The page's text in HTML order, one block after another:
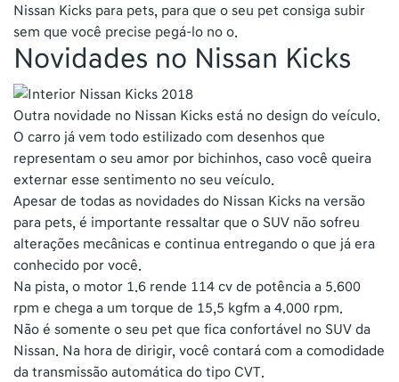
Nissan Kicks para pets, para que o seu pet consiga subir
sem que você precise pegá-lo no o.
Novidades no Nissan Kicks
Outra novidade no Nissan Kicks está no design do veículo.
O carro já vem todo estilizado com desenhos que
representam o seu amor por bichinhos, caso você queira
externar esse sentimento no seu veículo.
Apesar de todas as novidades do Nissan Kicks na versão
para pets, é importante ressaltar que o SUV não sofreu
alterações mecânicas e continua entregando o que já era
conhecido por você.
Na pista, o motor 1.6 rende 114 cv de potência a 5.600
rpm e chega a um torque de 15,5 kgfm a 4.000 rpm.
Não é somente o seu pet que fica confortável no SUV da
Nissan. Na hora de dirigir, você contará com a comodidade
da transmissão automática do tipo CVT.